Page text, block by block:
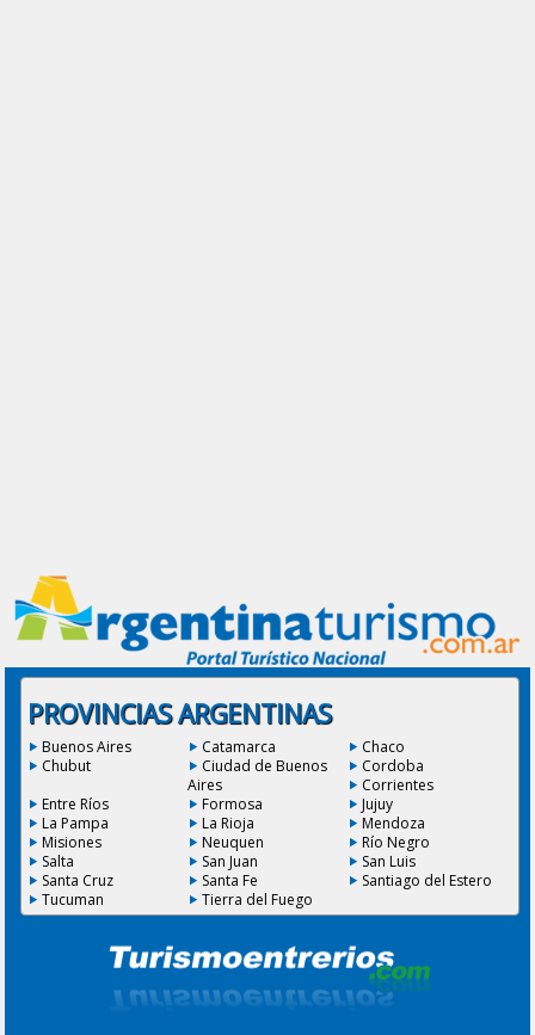
PROVINCIAS ARGENTINAS
Buenos Aires Catamarca
Chaco
Chubut
Ciudad de Buenos
Aires
Cordoba
Corrientes
Entre Ríos
Formosa
Jujuy
La Pampa
La Rioja
Mendoza
Misiones
Neuquen
Río Negro
Salta
San Juan
San Luis
Santa Cruz
Santa Fe
Santiago del Estero
Tucuman
Tierra del Fuego